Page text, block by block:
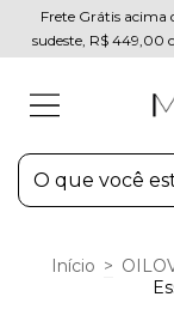
Frete Grátis acima
sudeste, R$ 449,00
Início >